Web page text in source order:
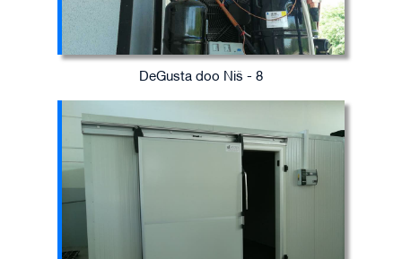
DeGusta doo Niš - 8